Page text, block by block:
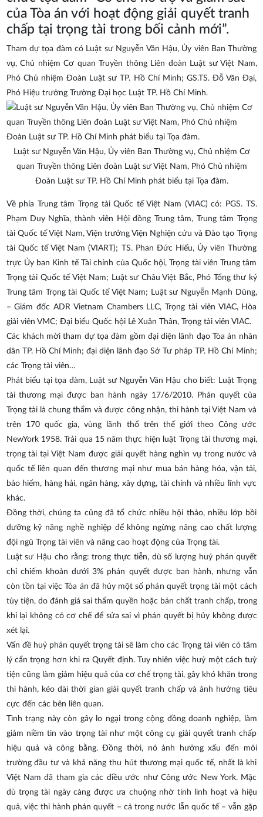
của Tòa án với hoạt động giải quyết tranh
chấp tại trọng tài trong bối cảnh mới”.
Tham dự tọa đàm có Luật sư Nguyễn Văn Hậu, Ủy viên Ban Thường
vụ, Chủ nhiệm Cơ quan Truyền thông Liên đoàn Luật sư Việt Nam,
Phó Chủ nhiệm Đoàn Luật sư TP. Hồ Chí Minh; GS.TS. Đỗ Văn Đại,
Phó Hiệu trưởng Trường Đại học Luật TP. Hồ Chí Minh.
Luật sư Nguyễn Văn Hậu, Ủy viên Ban Thường vụ, Chủ nhiệm Cơ
quan Truyền thông Liên đoàn Luật sư Việt Nam, Phó Chủ nhiệm
Đoàn Luật sư TP. Hồ Chí Minh phát biểu tại Tọa đàm.
Về phía Trung tâm Trọng tài Quốc tế Việt Nam (VIAC) có: PGS. TS.
Phạm Duy Nghĩa, thành viên Hội đồng Trung tâm, Trung tâm Trọng
tài Quốc tế Việt Nam, Viện trưởng Viện Nghiện cứu và Đào tạo Trọng
tài Quốc tế Việt Nam (VIART); TS. Phan Đức Hiếu, Ủy viên Thường
trực Ủy ban Kinh tế Tài chính của Quốc hội, Trọng tài viên Trung tâm
Trọng tài Quốc tế Việt Nam; Luật sư Châu Việt Bắc, Phó Tổng thư ký
Trung tâm Trọng tài Quốc tế Việt Nam; Luật sư Nguyễn Mạnh Dũng,
– Giám đốc ADR Vietnam Chambers LLC, Trọng tài viên VIAC, Hòa
giải viên VMC; Đại biểu Quốc hội Lê Xuân Thân, Trọng tài viên VIAC.
Các khách mời tham dự tọa đàm gồm đại diện lãnh đạo Tòa án nhân
dân TP. Hồ Chí Minh; đại diện lãnh đạo Sở Tư pháp TP. Hồ Chí Minh;
các Trọng tài viên…
Phát biểu tại tọa đàm, Luật sư Nguyễn Văn Hậu cho biết: Luật Trọng
tài thương mại được ban hành ngày 17/6/2010. Phán quyết của
Trọng tài là chung thẩm và được công nhận, thi hành tại Việt Nam và
trên 170 quốc gia, vùng lãnh thổ trên thế giới theo Công ước
NewYork 1958. Trải qua 15 năm thực hiện luật Trọng tài thương mại,
trọng tài tại Việt Nam được giải quyết hàng nghìn vụ trong nước và
quốc tế liên quan đến thương mại như mua bán hàng hóa, vận tải,
bảo hiểm, hàng hải, ngân hàng, xây dựng, tài chính và nhiều lĩnh vực
khác.
Đồng thời, chúng ta cũng đã tổ chức nhiều hội thảo, nhiều lớp bồi
dưỡng kỹ năng nghề nghiệp để không ngừng nâng cao chất lượng
đội ngũ Trọng tài viên và nâng cao hoạt động của Trọng tài.
Luật sư Hậu cho rằng: trong thực tiễn, dù số lượng huỷ phán quyết
chỉ chiếm khoản dưới 3% phán quyết được ban hành, nhưng vẫn
còn tồn tại việc Tòa án đã hủy một số phán quyết trọng tài một cách
tùy tiện, do đánh giá sai thẩm quyền hoặc bản chất tranh chấp, trong
khi lại không có cơ chế để sửa sai vì phán quyết bị hủy không được
xét lại.
Vấn đề huỷ phán quyết trọng tài sẽ làm cho các Trọng tài viên có tâm
lý cẩn trọng hơn khi ra Quyết định. Tuy nhiên việc huỷ một cách tuỳ
tiện cũng làm giảm hiệu quả của cơ chế trọng tài, gây khó khăn trong
thi hành, kéo dài thời gian giải quyết tranh chấp và ảnh hưởng tiêu
cực đến các bên liên quan.
Tình trạng này còn gây lo ngại trong cộng đồng doanh nghiệp, làm
giảm niềm tin vào trọng tài như một công cụ giải quyết tranh chấp
hiệu quả và công bằng. Đồng thời, nó ảnh hưởng xấu đến môi
trường đầu tư và khả năng thu hút thương mại quốc tế, nhất là khi
Việt Nam đã tham gia các điều ước như Công ước New York. Mặc
dù trọng tài ngày càng được ưa chuộng nhờ tính linh hoạt và hiệu
quả, việc thi hành phán quyết – cả trong nước lẫn quốc tế – vẫn gặp